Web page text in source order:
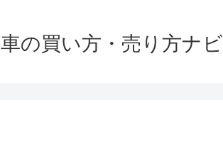
車の買い方・売り方ナビ